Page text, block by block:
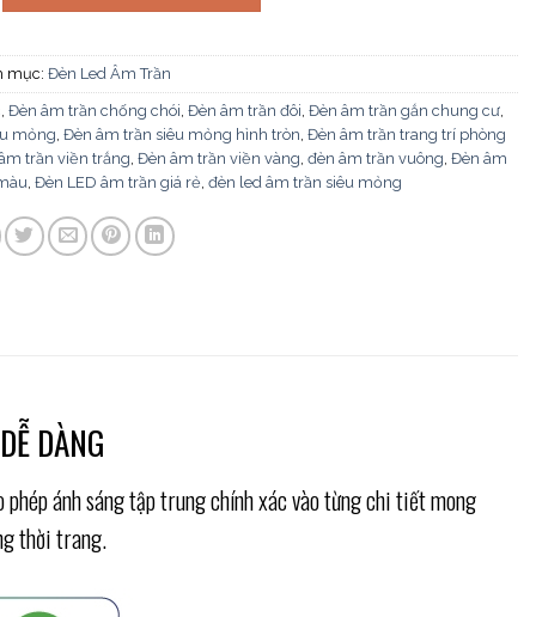
mục: Đèn Led Âm Trần
, Đèn âm trần chống chói, Đèn âm trần đôi, Đèn âm trần gắn chung cư,
mỏng, Đèn âm trần siêu mỏng hình tròn, Đèn âm trần trang trí phòng
trần viền trắng, Đèn âm trần viền vàng, đèn âm trần vuông, Đèn âm
, Đèn LED âm trần giá rẻ, đèn led âm trần siêu mỏng
DÀNG
ánh sáng tập trung chính xác vào từng chi tiết mong
thời trang.